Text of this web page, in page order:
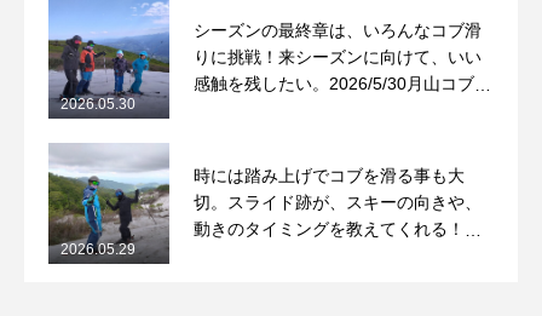
シーズンの最終章は、いろんなコブ滑
りに挑戦！来シーズンに向けて、いい
感触を残したい。2026/5/30月山コブレ
2026.05.30
時には踏み上げでコブを滑る事も大
切。スライド跡が、スキーの向きや、
動きのタイミングを教えてくれる！
2026.05.29